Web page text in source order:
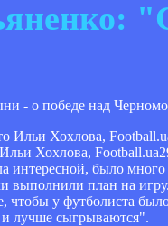
- о победе над
Хохлова, Football.ua
было
выполнили план на
чтобы у футболиста
лучше сыгрываются".